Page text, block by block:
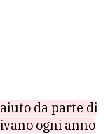
da parte di
ogni anno